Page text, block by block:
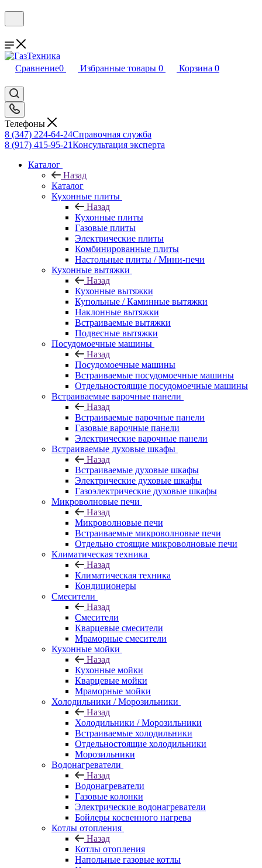
Сравнение0 Избранные товары 0 Корзина 0
Телефоны
8 (347) 224-64-24Справочная служба
8 (917) 415-95-21Консультация эксперта
Каталог
Назад
Каталог
Кухонные плиты
Назад
Кухонные плиты
Газовые плиты
Электрические плиты
Комбинированные плиты
Настольные плиты / Мини-печи
Кухонные вытяжки
Назад
Кухонные вытяжки
Купольные / Каминные вытяжки
Наклонные вытяжки
Встраиваемые вытяжки
Подвесные вытяжки
Посудомоечные машины
Назад
Посудомоечные машины
Встраиваемые посудомоечные машины
Отдельностоящие посудомоечные машины
Встраиваемые варочные панели
Назад
Встраиваемые варочные панели
Газовые варочные панели
Электрические варочные панели
Встраиваемые духовые шкафы
Назад
Встраиваемые духовые шкафы
Электрические духовые шкафы
Газоэлектрические духовые шкафы
Микроволновые печи
Назад
Микроволновые печи
Встраиваемые микроволновые печи
Отдельно стоящие микроволновые печи
Климатическая техника
Назад
Климатическая техника
Кондиционеры
Смесители
Назад
Смесители
Кварцевые смесители
Мраморные смесители
Кухонные мойки
Назад
Кухонные мойки
Кварцевые мойки
Мраморные мойки
Холодильники / Морозильники
Назад
Холодильники / Морозильники
Встраиваемые холодильники
Отдельностоящие холодильники
Морозильники
Водонагреватели
Назад
Водонагреватели
Газовые колонки
Электрические водонагреватели
Бойлеры косвенного нагрева
Котлы отопления
Назад
Котлы отопления
Напольные газовые котлы